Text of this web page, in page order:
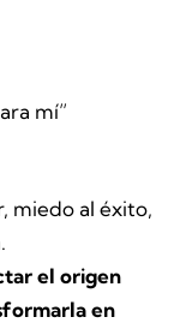
mí”
miedo al éxito,
el origen
en